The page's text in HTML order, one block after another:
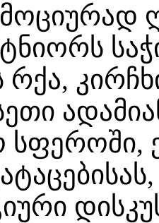
რქა,